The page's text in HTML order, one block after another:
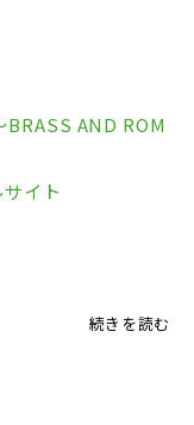
AND ROM
イト
続きを読む